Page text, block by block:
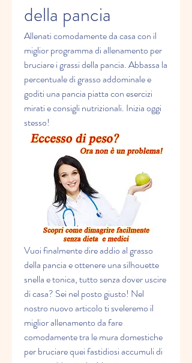
della pancia
Allenati comodamente da casa con il
miglior programma di allenamento per
bruciare i grassi della pancia. Abbassa la
percentuale di grasso addominale e
goditi una pancia piatta con esercizi
mirati e consigli nutrizionali. Inizia oggi
stesso!
Vuoi finalmente dire addio al grasso
della pancia e ottenere una silhouette
snella e tonica, tutto senza dover uscire
di casa? Sei nel posto giusto! Nel
nostro nuovo articolo ti sveleremo il
miglior allenamento da fare
comodamente tra le mura domestiche
per bruciare quei fastidiosi accumuli di